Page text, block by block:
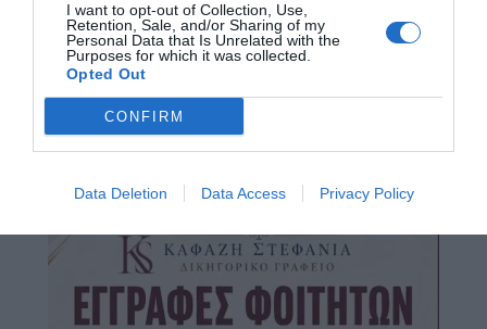
I want to opt-out of Collection, Use,
Retention, Sale, and/or Sharing of my
Personal Data that Is Unrelated with the
Purposes for which it was collected.
Opted Out
CONFIRM
Data Deletion Data Access Privacy Policy